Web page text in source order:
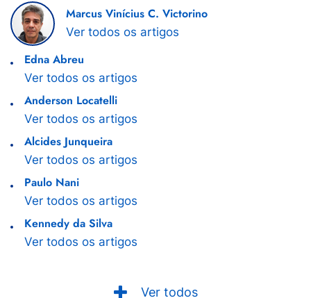
Marcus Vinícius C. Victorino
Ver todos os artigos
Edna Abreu
Ver todos os artigos
Anderson Locatelli
Ver todos os artigos
Alcides Junqueira
Ver todos os artigos
Paulo Nani
Ver todos os artigos
Kennedy da Silva
Ver todos os artigos
Ver todos